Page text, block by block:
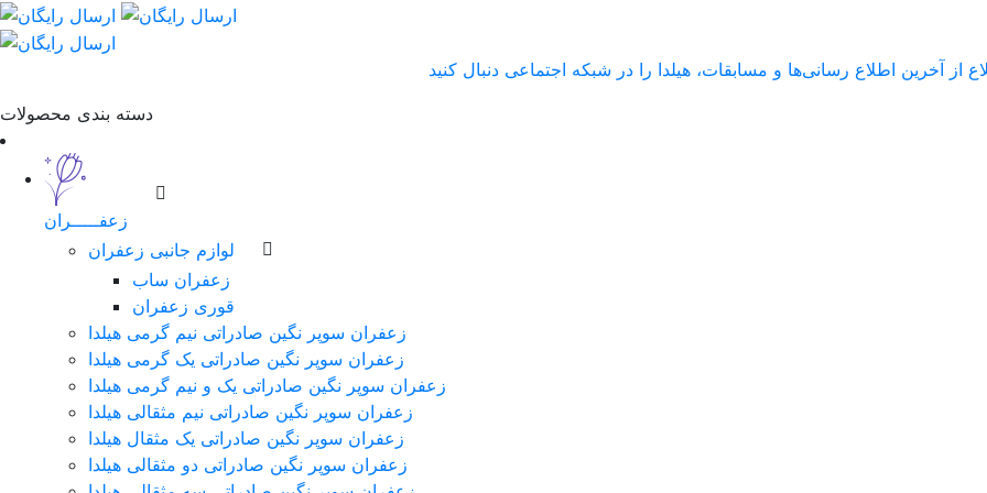
دسته بندی محصولات
زعفـــــران
لوازم جانبی زعفران
زعفران ساب
قوری زعفران
زعفران سوپر نگین صادراتی نیم گرمی هیلدا
زعفران سوپر نگین صادراتی یک گرمی هیلدا
زعفران سوپر نگین صادراتی یک و نیم گرمی هیلدا
زعفران سوپر نگین صادراتی نیم مثقالی هیلدا
زعفران سوپر نگین صادراتی یک مثقال هیلدا
زعفران سوپر نگین صادراتی دو مثقالی هیلدا